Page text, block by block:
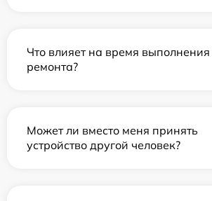
Что влияет на время выполнения
ремонта?
Может ли вместо меня принять
устройство другой человек?